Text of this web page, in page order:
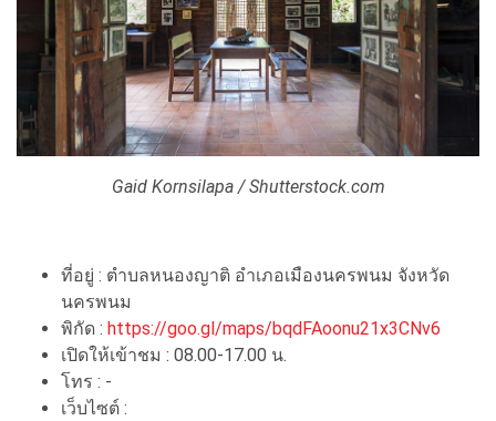
Gaid Kornsilapa / Shutterstock.com
ที่อยู่ : ตำบลหนองญาติ อำเภอเมืองนครพนม จังหวัด
นครพนม
พิกัด : https://goo.gl/maps/bqdFAoonu21x3CNv6
เปิดให้เข้าชม : 08.00-17.00 น.
โทร : -
เว็บไซต์ :